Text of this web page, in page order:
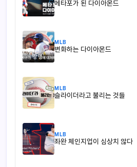
메타포가 된 다이아몬드
MLB
변화하는 다이아몬드
MLB
슬라이더라고 불리는 것들
MLB
좌완 체인지업이 심상치 않다